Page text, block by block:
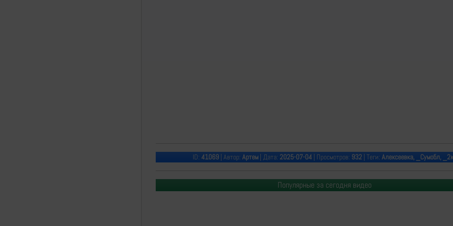
ID: 41069| Автор: Артем| Дата: 2025-07-04| Просмотров: 932| Теги: Алексеевка, _Сумобл,
Популярные за сегодня видео